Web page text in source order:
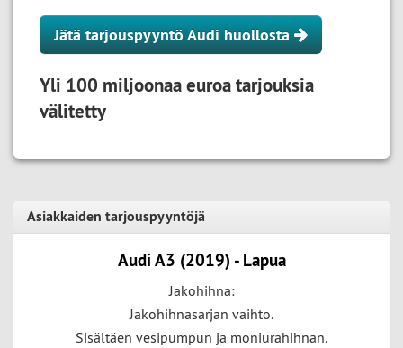
Jätä tarjouspyyntö Audi huollosta
Yli 100 miljoonaa euroa tarjouksia
välitetty
Asiakkaiden tarjouspyyntöjä
Audi A3 (2019) - Lapua
Jakohihna:
Jakohihnasarjan vaihto.
Sisältäen vesipumpun ja moniurahihnan.